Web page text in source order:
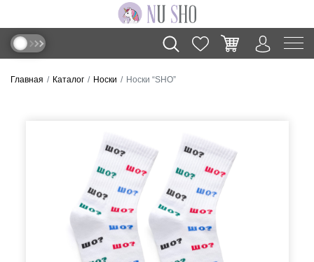
Главная Каталог Носки Носки “SHO”